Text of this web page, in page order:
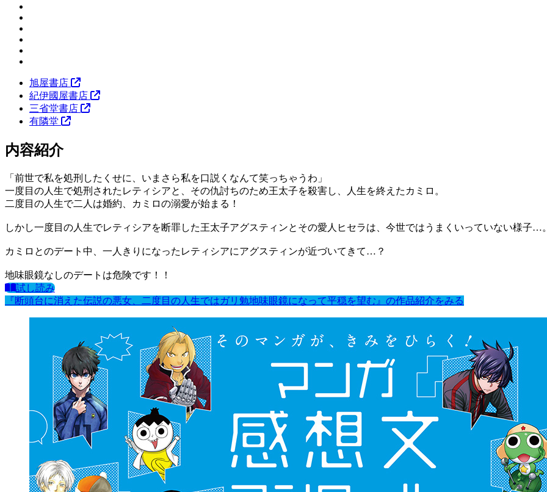
旭屋書店
紀伊國屋書店
三省堂書店
有隣堂
内容紹介
「前世で私を処刑したくせに、いまさら私を口説くなんて笑っちゃうわ」
一度目の人生で処刑されたレティシアと、その仇討ちのため王太子を殺害し、人生を終えたカミロ。
二度目の人生で二人は婚約、カミロの溺愛が始まる！
しかし一度目の人生でレティシアを断罪した王太子アグスティンとその愛人ヒセラは、今世ではうまくいっていない様子…
カミロとのデート中、一人きりになったレティシアにアグスティンが近づいてきて…？
地味眼鏡なしのデートは危険です！！
試し読み
『断頭台に消えた伝説の悪女、二度目の人生ではガリ勉地味眼鏡になって平穏を望む』の作品紹介をみる